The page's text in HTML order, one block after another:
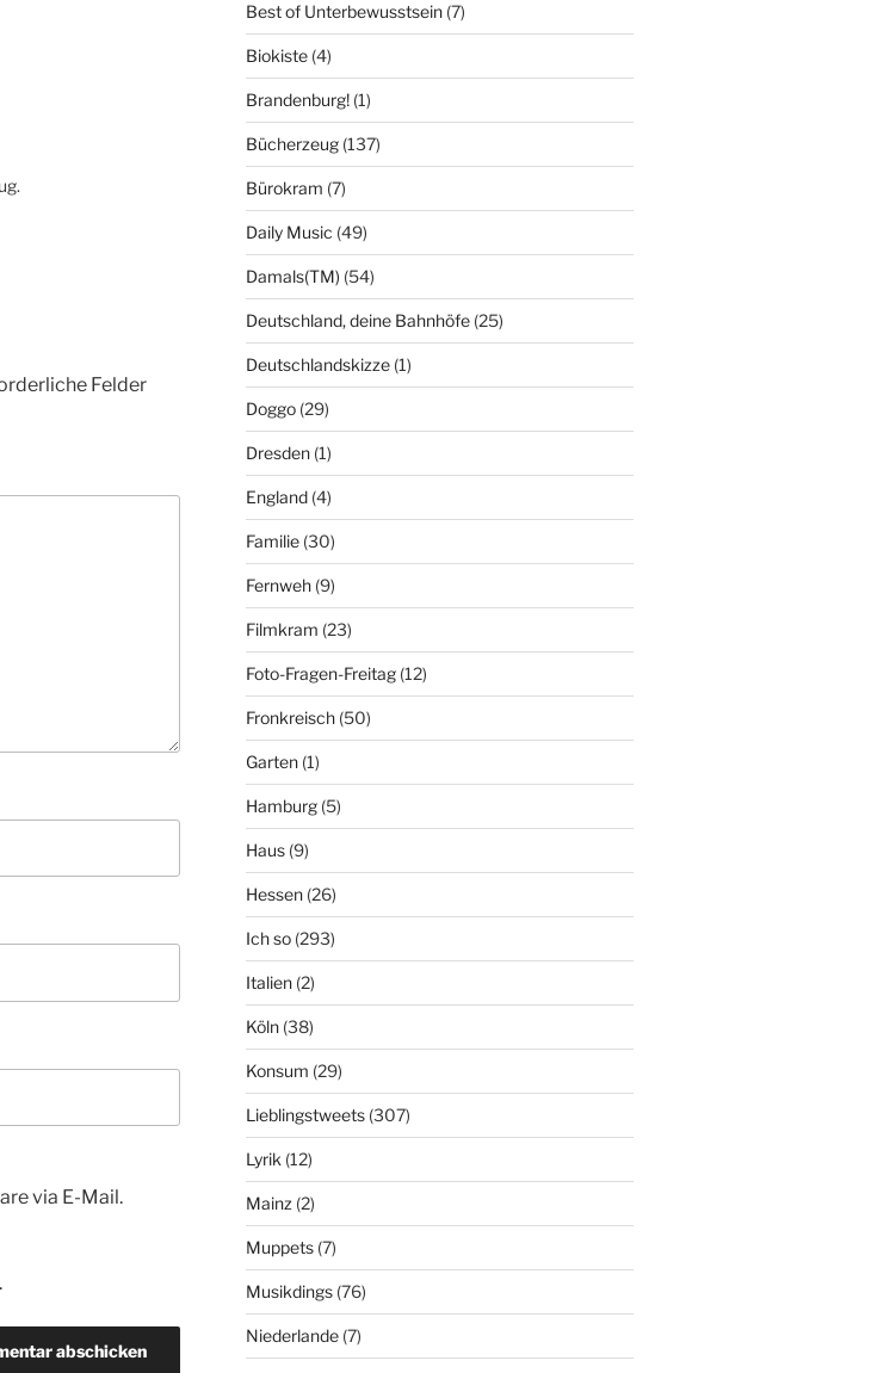
Felder
via E-Mail.
Best of Unterbewusstsein(7)
Biokiste(4)
Brandenburg!(1)
Bücherzeug(137)
Bürokram (7)
Daily Music (49)
Damals(TM) (54)
Deutschland, deine Bahnhöfe(25)
Deutschlandskizze(1)
Doggo(29)
Dresden(1)
England(4)
Familie(30)
Fernweh(9)
Filmkram (23)
Foto-Fragen-Freitag(12)
Fronkreisch(50)
Garten(1)
Hamburg(5)
Haus(9)
Hessen(26)
Ich so(293)
Italien(2)
Köln(38)
Konsum (29)
Lieblingstweets(307)
Lyrik (12)
Mainz (2)
Muppets(7)
Musikdings(76)
Niederlande(7)